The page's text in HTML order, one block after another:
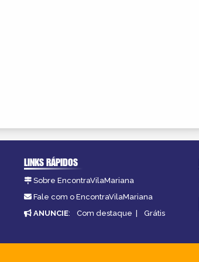
LINKS RÁPIDOS
Sobre EncontraVilaMariana
Fale com o EncontraVilaMariana
ANUNCIE: Com destaque | Grátis